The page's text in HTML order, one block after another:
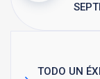
TODO UN